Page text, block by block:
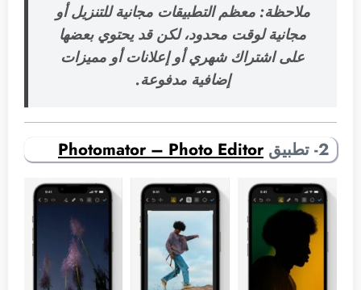
ملاحظة: معظم التطبيقات مجانية للتنزيل أو
مجانية لوقت محدود، لكن قد يحتوي بعضها
على اشتراك شهري أو إعلانات أو مميزات
إضافية مدفوعة.
2- تطبيق Photomator – Photo Editor